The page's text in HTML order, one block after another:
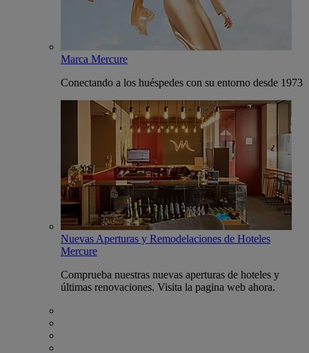
Marca Mercure
Conectando a los huéspedes con su entorno desde 1973
Nuevas Aperturas y Remodelaciones de Hoteles
Mercure
Comprueba nuestras nuevas aperturas de hoteles y
últimas renovaciones. Visita la pagina web ahora.